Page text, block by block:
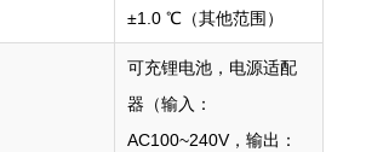
±1.0 ℃（其他范围）
可充锂电池，电源适配
器（输入：
AC100~240V，输出：